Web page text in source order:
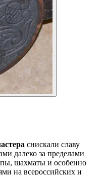
снискали славу
далеко за пределами
шахматы и особенно
на всероссийских и